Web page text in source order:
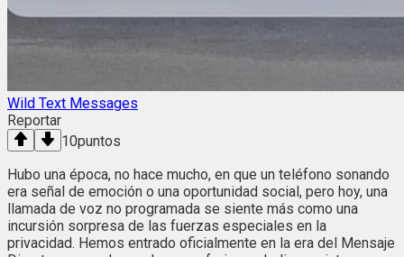
Wild Text Messages
Reportar
10puntos
Hubo una época, no hace mucho, en que un teléfono sonando
era señal de emoción o una oportunidad social, pero hoy, una
llamada de voz no programada se siente más como una
incursión sorpresa de las fuerzas especiales en la
privacidad. Hemos entrado oficialmente en la era del Mensaje